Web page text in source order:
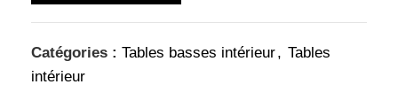
Catégories : Tables basses intérieur, Tables
intérieur